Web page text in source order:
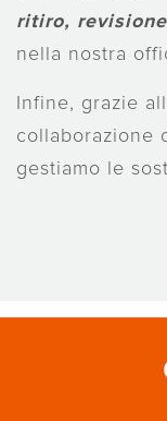
ritiro,
nella nostra
Infine, grazie
collaborazione
gestiamo le